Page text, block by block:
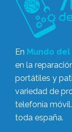
En Mundo del
en la
portátiles y
variedad de
telefonía
toda españa.